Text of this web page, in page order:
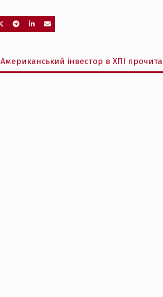
Попередній
запис:
Американський інвестор в ХПІ